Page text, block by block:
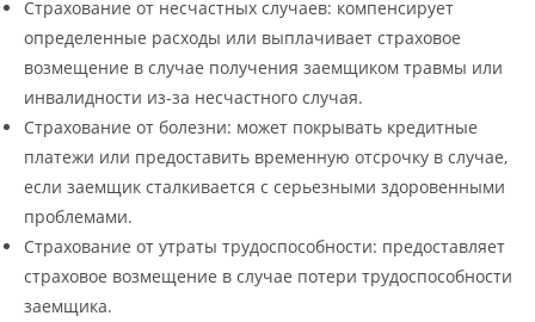
Страхование от несчастных случаев: компенсирует
определенные расходы или выплачивает страховое
возмещение в случае получения заемщиком травмы или
инвалидности из-за несчастного случая.
Страхование от болезни: может покрывать кредитные
платежи или предоставить временную отсрочку в случае,
если заемщик сталкивается с серьезными здоровенными
проблемами.
Страхование от утраты трудоспособности: предоставляет
страховое возмещение в случае потери трудоспособности
заемщика.